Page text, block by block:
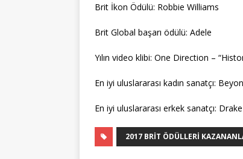
Brit İkon Ödülü: Robbie Williams
Brit Global başarı ödülü: Adele
Yılın video klibi: One Direction –
En iyi uluslararası kadın sanatçı:
En iyi uluslararası erkek sanatçı: Drake
2017 BRIT ÖDÜLLERI